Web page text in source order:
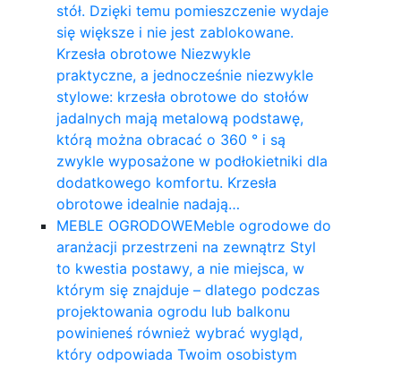
stół. Dzięki temu pomieszczenie wydaje
się większe i nie jest zablokowane.
Krzesła obrotowe Niezwykle
praktyczne, a jednocześnie niezwykle
stylowe: krzesła obrotowe do stołów
jadalnych mają metalową podstawę,
którą można obracać o 360 ° i są
zwykle wyposażone w podłokietniki dla
dodatkowego komfortu. Krzesła
obrotowe idealnie nadają…
MEBLE OGRODOWEMeble ogrodowe do
aranżacji przestrzeni na zewnątrz Styl
to kwestia postawy, a nie miejsca, w
którym się znajduje – dlatego podczas
projektowania ogrodu lub balkonu
powinieneś również wybrać wygląd,
który odpowiada Twoim osobistym